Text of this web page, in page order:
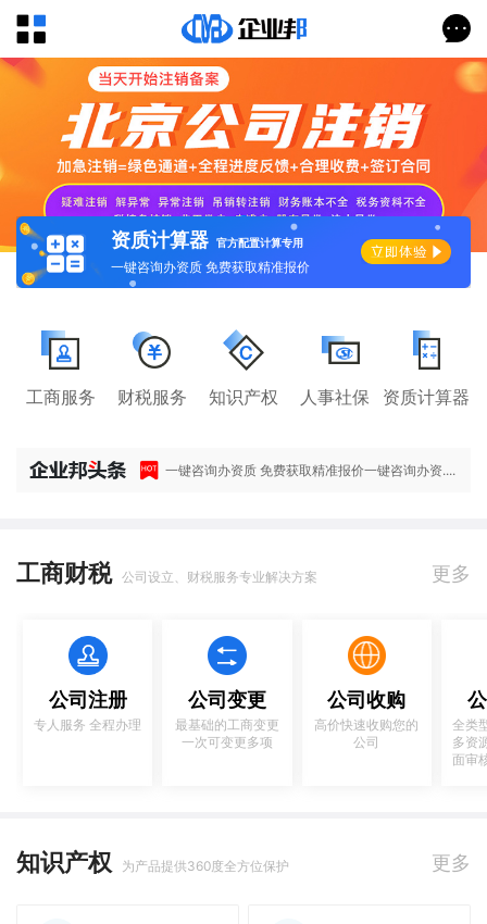
资质计算器 官方配置计算专用
一键咨询办资质 免费获取精准报价
工商服务 财税服务 知识产权 人事社保 资质计算器
一键咨询办资质 免费获取精准报价一键咨询办资....
工商财税 公司设立、财税服务专业解决方案 更多
公司注册
专人服务 全程办理
公司变更
最基础的工商变更
一次可变更多项
公司收购
高价快速收购您的
公司
全类
多资
面审
知识产权 为产品提供360度全方位保护 更多